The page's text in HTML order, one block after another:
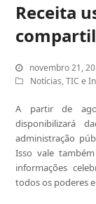
Receita
novembro 21,
Notícias,TIC e
A partir de
disponibilizará
administração
Isso vale
informações
todos os poderes